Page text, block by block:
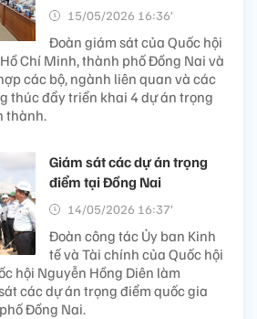
15/05/2026 16:36’
Đoàn giám sát của Quốc hội
Chí Minh, thành phố Đồng Nai và
các bộ, ngành liên quan và các
thúc đẩy triển khai 4 dự án trọng
thành.
Giám sát các dự án trọng
điểm tại Đồng Nai
14/05/2026 16:37’
Đoàn công tác Ủy ban Kinh
tế và Tài chính của Quốc hội
hội Nguyễn Hồng Diên làm
các dự án trọng điểm quốc gia
Đồng Nai.